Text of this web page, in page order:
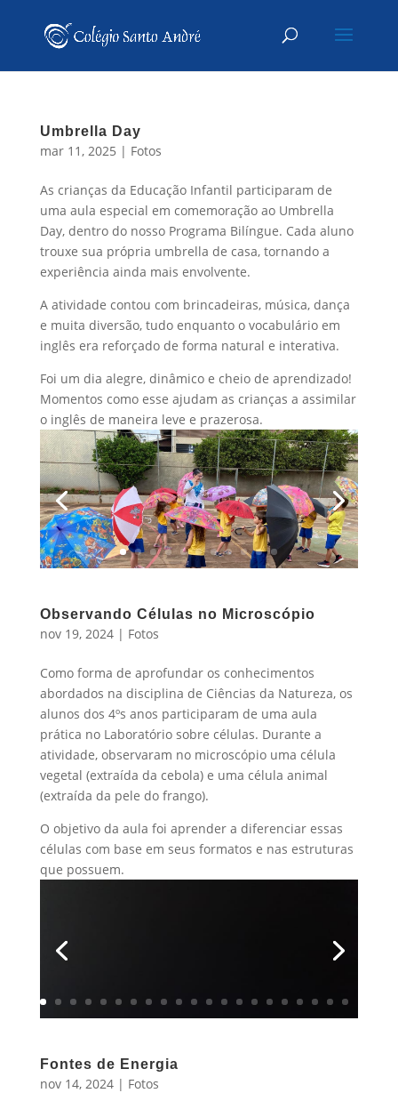
Umbrella Day
mar 11, 2025 | Fotos
As crianças da Educação Infantil participaram de
uma aula especial em comemoração ao Umbrella
Day, dentro do nosso Programa Bilíngue. Cada aluno
trouxe sua própria umbrella de casa, tornando a
experiência ainda mais envolvente.
A atividade contou com brincadeiras, música, dança
e muita diversão, tudo enquanto o vocabulário em
inglês era reforçado de forma natural e interativa.
Foi um dia alegre, dinâmico e cheio de aprendizado!
Momentos como esse ajudam as crianças a assimilar
o inglês de maneira leve e prazerosa.
Observando Células no Microscópio
nov 19, 2024| Fotos
Como forma de aprofundar os conhecimentos
abordados na disciplina de Ciências da Natureza, os
alunos dos 4ºs anos participaram de uma aula
prática no Laboratório sobre células. Durante a
atividade, observaram no microscópio uma célula
vegetal (extraída da cebola) e uma célula animal
(extraída da pele do frango).
O objetivo da aula foi aprender a diferenciar essas
células com base em seus formatos e nas estruturas
que possuem.
Fontes de Energia
nov 14, 2024| Fotos